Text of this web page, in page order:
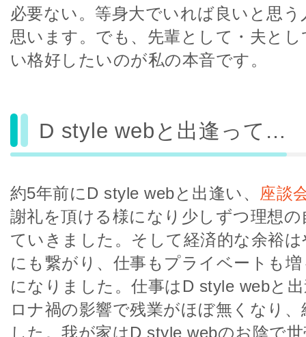
必要ない。等身大でいれば良いと思
思います。でも、先輩として・夫と
い格好したいのが私の本音です。
D style webと出逢って…
約5年前にD style webと出逢い、 座談
謝礼を頂ける様になり少しずつ理想
ていきました。そして経済的な余裕
にも繋がり、仕事もプライベートも
になりました。仕事はD style webと
ロナ禍の影響で残業がほぼ無くなり
した。我が家はD style webのお陰で